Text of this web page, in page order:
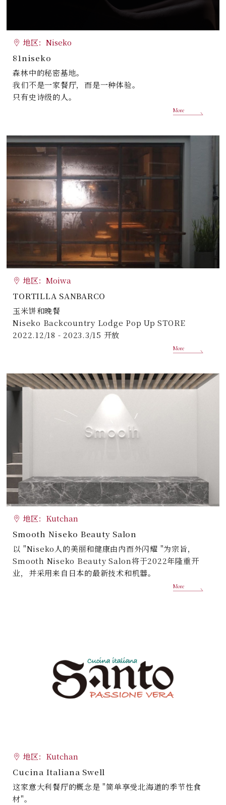
地区：Niseko
81niseko
森林中的秘密基地。
我们不是一家餐厅，而是一种体验。
只有史诗级的人。
More
地区：Moiwa
TORTILLA SANBARCO
玉米饼和晚餐
Niseko Backcountry Lodge Pop Up STORE
2022.12/18 - 2023.3/15 开放
More
地区：Kutchan
Smooth Niseko Beauty Salon
以 "Niseko人的美丽和健康由内而外闪耀 "为宗旨，
Smooth Niseko Beauty Salon将于2022年隆重开
业，并采用来自日本的最新技术和机器。
More
地区：Kutchan
Cucina Italiana Swell
这家意大利餐厅的概念是 "简单享受北海道的季节性食
材"。